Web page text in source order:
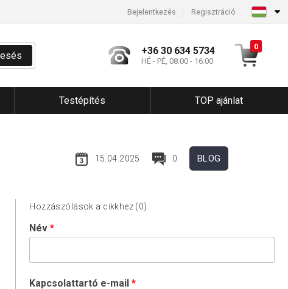
Bejelentkezés Regisztráció
+36 30 634 5734
HÉ - PÉ, 08:00 - 16:00
0
Testépítés TOP ajánlat
15.04.2025 0 BLOG
Hozzászólások a cikkhez (0)
Név
Kapcsolattartó e-mail